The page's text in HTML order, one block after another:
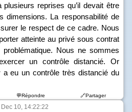
plusieurs reprises qu’il devait être
dimensions. La responsabilité de
le respect de ce cadre. Nous
atteinte au privé sous contrat
Nous ne sommes
un contrôle distancié. Or
a eu un contrôle très distancié du
💬Répondre 🔗Partager
10, 14:22:22